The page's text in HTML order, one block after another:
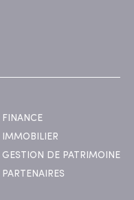
FINANCE
IMMOBILIER
GESTION DE PATRIMOINE
PARTENAIRES